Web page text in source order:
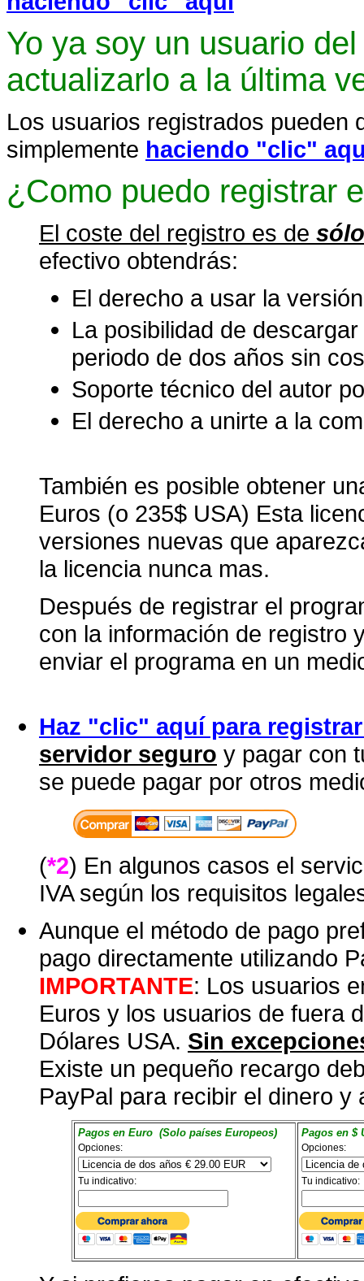
Yo ya soy un usuario
actualizarlo a la última
Los usuarios registrados pueden
simplemente haciendo "clic"
¿Como puedo registrar
El coste del registro es de
efectivo obtendrás:
El derecho a usar la
La posibilidad de
periodo de dos años sin
Soporte técnico del autor
El derecho a unirte a la
También es posible obtener
Euros (o 235$ USA) Esta
versiones nuevas que
la licencia nunca mas.
Después de registrar el
con la información de registro
enviar el programa en un
Haz "clic" aquí para
servidor seguro y pagar con
se puede pagar por otros
(*2) En algunos casos el
IVA según los requisitos
Aunque el método de pago
pago directamente utilizando
IMPORTANTE: Los usuarios
Euros y los usuarios de fuera
Dólares USA. Sin
Existe un pequeño recargo
PayPal para recibir el dinero y
Pagos en Euro (Solo países Europeos)
Opciones:
Tu indicativo:
Pagos en $
Opciones:
Tu indicativo: